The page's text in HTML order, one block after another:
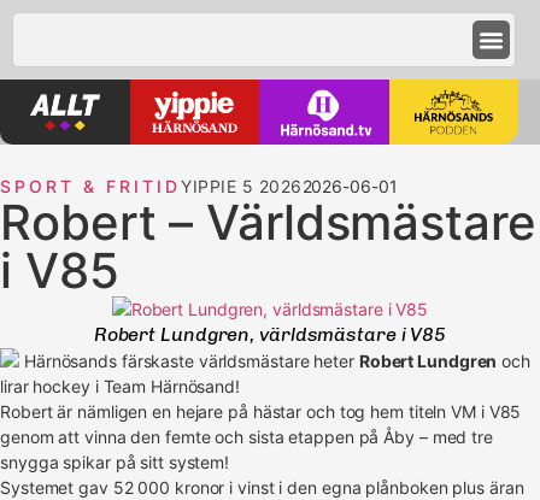
SPORT & FRITIDYIPPIE 5 20262026-06-01
Robert – Världsmästare
i V85
Robert Lundgren, världsmästare i V85
Härnösands färskaste världsmästare heter Robert Lundgren och
lirar hockey i Team Härnösand!
Robert är nämligen en hejare på hästar och tog hem titeln VM i V85
genom att vinna den femte och sista etappen på Åby – med tre
snygga spikar på sitt system!
Systemet gav 52 000 kronor i vinst i den egna plånboken plus äran